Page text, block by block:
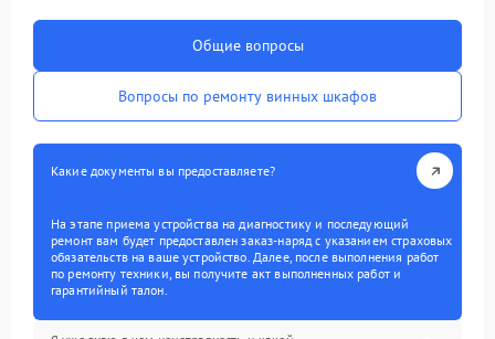
Общие вопросы
Вопросы по ремонту винных шкафов
Какие документы вы предоставляете?
На этапе приема устройства на диагностику и последующий
ремонт вам будет предоставлен заказ-наряд с указанием страховых
обязательств на ваше устройство. Далее, после выполнения работ
по ремонту техники, вы получите акт выполненных работ и
гарантийный талон.